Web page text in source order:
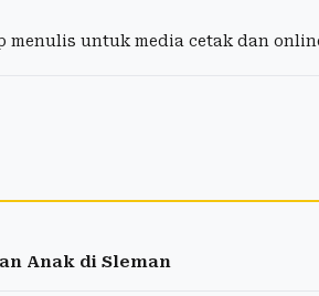
untuk media cetak dan
Anak di Sleman